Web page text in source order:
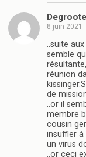
Degroote
8 juin 2021
..suite
semble
réunion
de
..or il
membre
cousin
insuffler
un virus
..or ceci